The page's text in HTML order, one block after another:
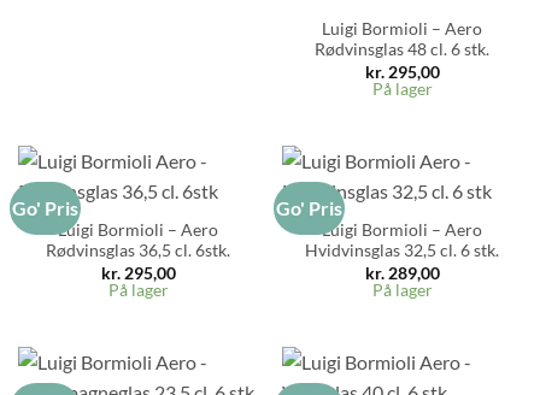
Luigi Bormioli – Aero
Rødvinsglas 48 cl. 6 stk.
kr.295,00
På lager
Go' Pris
Luigi Bormioli – Aero
Rødvinsglas 36,5 cl. 6stk.
kr.295,00
På lager
Go' Pris
Luigi Bormioli – Aero
Hvidvinsglas 32,5 cl. 6 stk.
kr.289,00
På lager